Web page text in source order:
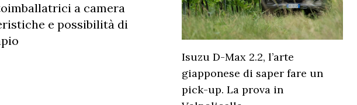
a camera
e possibilità di
Isuzu D-Max 2.2, l’arte
giapponese di saper fare un
pick-up. La prova in